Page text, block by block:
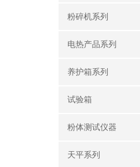
粉碎机系列
电热产品系列
养护箱系列
试验箱
粉体测试仪器
天平系列